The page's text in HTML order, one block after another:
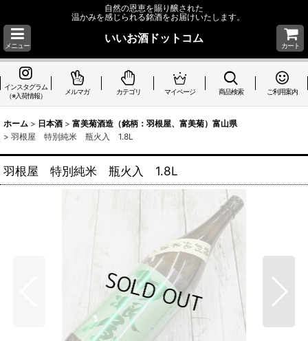
自然の恩恵を賜り醸された
温かみを感じられる銘酒をお届けいたします。
メニュー
いいお酒ドットコム
カート
インスタグラム
（※入荷情報）
メルマガ カテゴリ マイページ 商品検索 ご利用案内
ホーム > 日本酒 > 富美菊酒造（銘柄：羽根屋、富美菊）富山県
> 羽根屋 特別純米 瓶火入 1.8L
羽根屋 特別純米 瓶火入 1.8L